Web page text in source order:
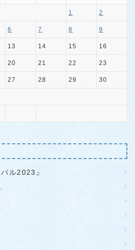
1 2
6 7 8 9
13 14 15 16
20 21 22 23
27 28 29 30
ル2023』